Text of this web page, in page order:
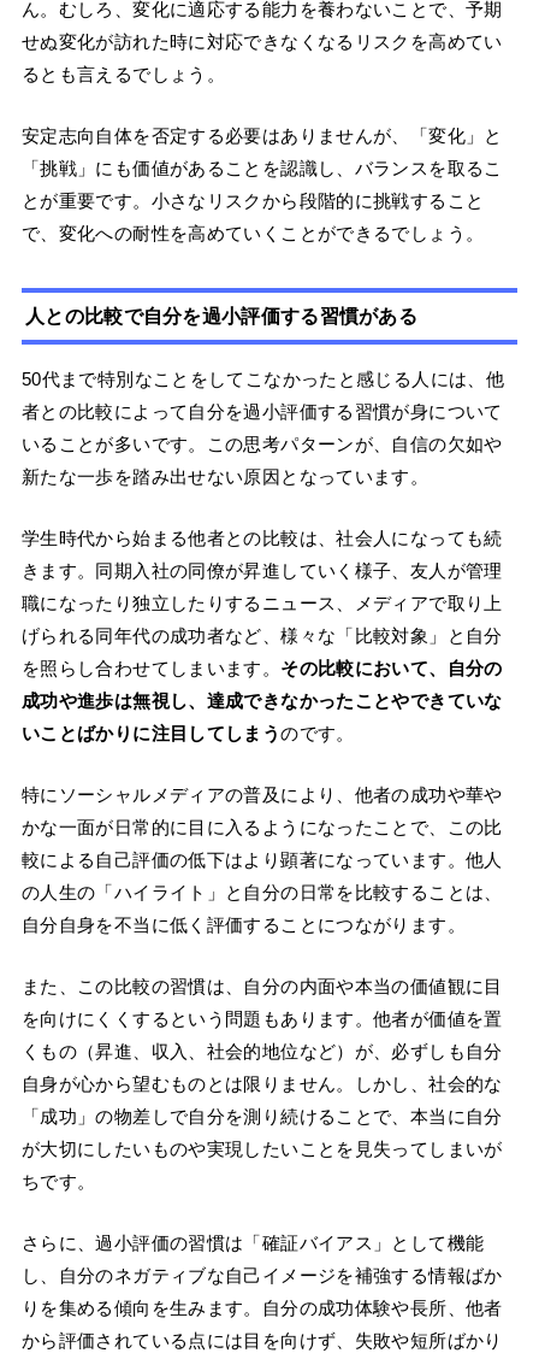
ん。むしろ、変化に適応する能力を養わないことで、予期
せぬ変化が訪れた時に対応できなくなるリスクを高めてい
るとも言えるでしょう。
安定志向自体を否定する必要はありませんが、「変化」と
「挑戦」にも価値があることを認識し、バランスを取るこ
とが重要です。小さなリスクから段階的に挑戦すること
で、変化への耐性を高めていくことができるでしょう。
人との比較で自分を過小評価する習慣がある
50代まで特別なことをしてこなかったと感じる人には、他
者との比較によって自分を過小評価する習慣が身について
いることが多いです。この思考パターンが、自信の欠如や
新たな一歩を踏み出せない原因となっています。
学生時代から始まる他者との比較は、社会人になっても続
きます。同期入社の同僚が昇進していく様子、友人が管理
職になったり独立したりするニュース、メディアで取り上
げられる同年代の成功者など、様々な「比較対象」と自分
を照らし合わせてしまいます。 その比較において、自分の
成功や進歩は無視し、達成できなかったことやできていな
いことばかりに注目してしまうのです。
特にソーシャルメディアの普及により、他者の成功や華や
かな一面が日常的に目に入るようになったことで、この比
較による自己評価の低下はより顕著になっています。他人
の人生の「ハイライト」と自分の日常を比較することは、
自分自身を不当に低く評価することにつながります。
また、この比較の習慣は、自分の内面や本当の価値観に目
を向けにくくするという問題もあります。他者が価値を置
くもの（昇進、収入、社会的地位など）が、必ずしも自分
自身が心から望むものとは限りません。しかし、社会的な
「成功」の物差しで自分を測り続けることで、本当に自分
が大切にしたいものや実現したいことを見失ってしまいが
ちです。
さらに、過小評価の習慣は「確証バイアス」として機能
し、自分のネガティブな自己イメージを補強する情報ばか
りを集める傾向を生みます。自分の成功体験や長所、他者
から評価されている点には目を向けず、失敗や短所ばかり